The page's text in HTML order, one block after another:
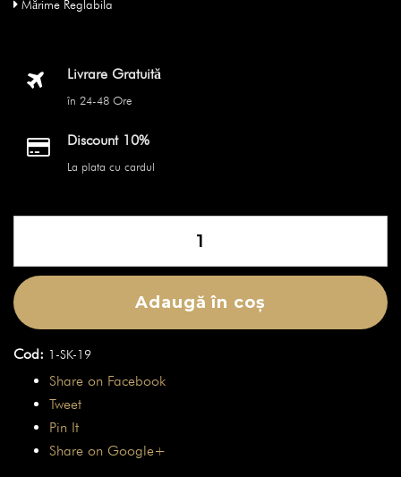
Mărime Reglabila
Livrare Gratuită
în 24-48 Ore
Discount 10%
La plata cu cardul
Skulls
-
Demolition
Adaugă în coș
Cod: 1-SK-19
Share on Facebook
Tweet
Pin It
Share on Google+